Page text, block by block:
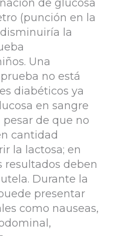
de glucosa
(punción en la
la
Una
no está
diabéticos ya
en sangre
de que no
cantidad
la lactosa; en
resultados deben
Durante la
presentar
como nauseas,